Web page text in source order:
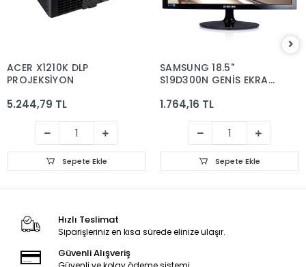
ACER X1210K DLP
PROJEKSİYON
5.244,79 TL
Sepete Ekle
SAMSUNG 18.5"
S19D300N GENİŞ EKRAN
1.764,16 TL
Sepete Ekle
Hızlı Teslimat
Siparişleriniz en kısa sürede elinize ulaşır.
Güvenli Alışveriş